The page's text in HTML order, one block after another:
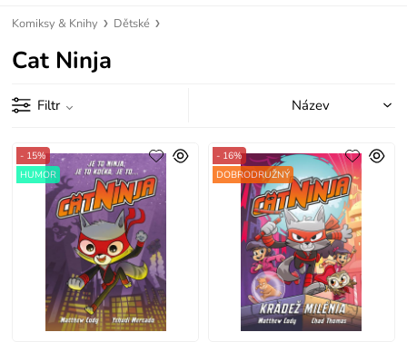
Komiksy & Knihy Dětské
Cat Ninja
Filtr
- 15%
HUMOR
- 16%
DOBRODRUŽNÝ